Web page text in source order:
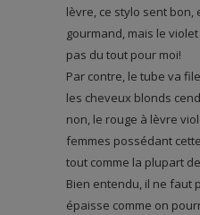
lèvre, ce stylo sent bon,
gourmand, mais le
pas du tout pour moi!
Par contre, le tube va
les cheveux blonds
non, le rouge à lèvre
femmes possédant
tout comme la plupart
Bien entendu, il ne faut
épaisse comme on